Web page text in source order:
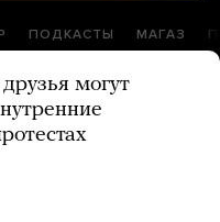
ПОДКАСТЫ МАГАЗ
могут